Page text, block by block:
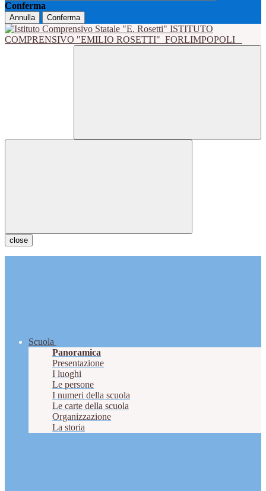
Conferma
Annulla Conferma
ISTITUTO
COMPRENSIVO "EMILIO ROSETTI" FORLIMPOPOLI
close
Scuola
Panoramica
Presentazione
I luoghi
Le persone
I numeri della scuola
Le carte della scuola
Organizzazione
La storia